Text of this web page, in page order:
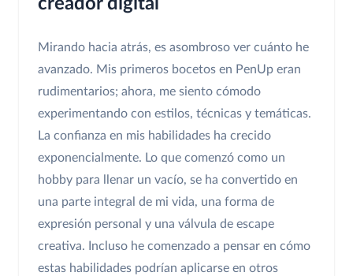
creador digital
Mirando hacia atrás, es asombroso ver cuánto he
avanzado. Mis primeros bocetos en PenUp eran
rudimentarios; ahora, me siento cómodo
experimentando con estilos, técnicas y temáticas.
La confianza en mis habilidades ha crecido
exponencialmente. Lo que comenzó como un
hobby para llenar un vacío, se ha convertido en
una parte integral de mi vida, una forma de
expresión personal y una válvula de escape
creativa. Incluso he comenzado a pensar en cómo
estas habilidades podrían aplicarse en otros